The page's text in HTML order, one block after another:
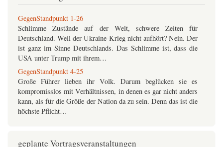
GegenStandpunkt 1-26
Schlimme Zustände auf der Welt, schwere Zeiten für
Deutschland. Weil der Ukraine-Krieg nicht aufhört? Nein. Der
ist ganz im Sinne Deutschlands. Das Schlimme ist, dass die
USA unter Trump mit ihrem…
GegenStandpunkt 4-25
Große Führer lieben ihr Volk. Darum beglücken sie es
kompromisslos mit Verhältnissen, in denen es gar nicht anders
kann, als für die Größe der Nation da zu sein. Denn das ist die
höchste Pflicht…
Stick
geplante Vortragsveranstaltungen